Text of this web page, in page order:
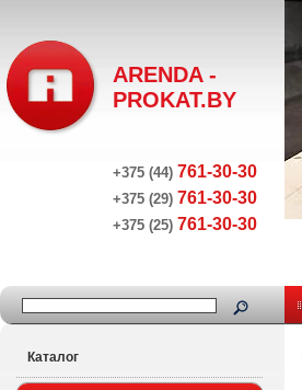
ARENDA -
PROKAT.BY
+375 (44) 761-30-30
+375 (29) 761-30-30
+375 (25) 761-30-30
Каталог